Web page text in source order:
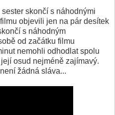
skončí s náhodnými
objevili jen na pár desítek
s náhodným
od začátku filmu
nemohli odhodlat spolu
osud nejméně zajímavý.
žádná sláva...